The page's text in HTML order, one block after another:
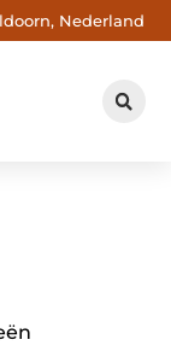
Nederland